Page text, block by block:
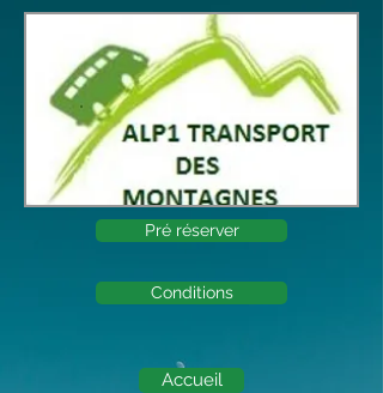
Pré réserver
Conditions
Accueil